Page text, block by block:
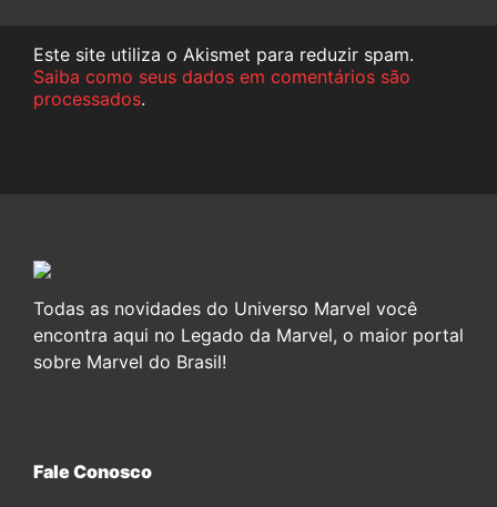
Este site utiliza o Akismet para reduzir spam.
Saiba como seus dados em comentários são
processados.
Todas as novidades do Universo Marvel você
encontra aqui no Legado da Marvel, o maior portal
sobre Marvel do Brasil!
Fale Conosco